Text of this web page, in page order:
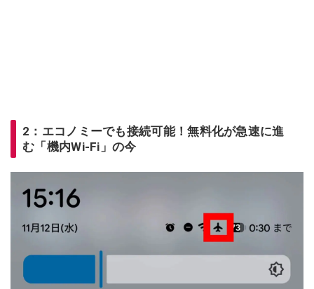
2：エコノミーでも接続可能！無料化が急速に進
む「機内Wi-Fi」の今